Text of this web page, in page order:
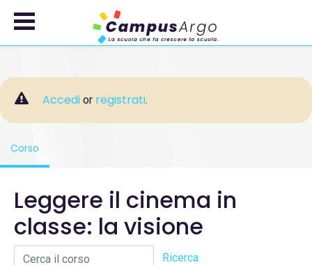
Passa al contenuto principale
Accedi or registrati.
Corso
Leggere il cinema in
classe: la visione
Cerca il corso Ricerca